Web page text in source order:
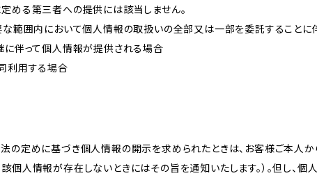
める第三者への提供には該当しません。
な範囲内において個人情報の取扱いの全部又は一部を委託すること
に伴って個人情報が提供される場合
利用する場合
の定めに基づき個人情報の開示を求められたときは、お客様ご本人
個人情報が存在しないときにはその旨を通知いたします。）。但し、